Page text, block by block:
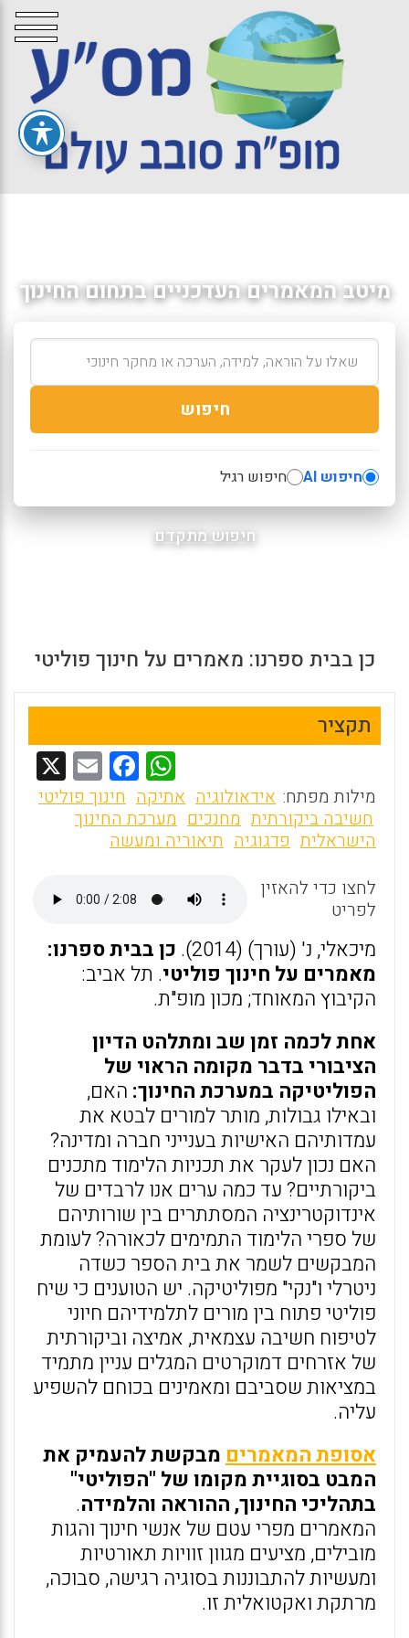
מיטב המאמרים העדכניים בתחום החינוך
חיפוש
חיפוש AI חיפוש רגיל
חיפוש מתקדם
כן בבית ספרנו: מאמרים על חינוך פוליטי
תקציר
W
h
at
s
A
p
p
F
a
ce
o
o
k
E
m מילות מפתח: אידאולוגיה אתיקה חינוך פוליטי
חשיבה ביקורתית מחנכים מערכת החינוך
הישראלית פדגוגיה תיאוריה ומעשה
לחצו כדי להאזין
לפריט
מיכאלי, נ' (עורך) (2014).
כן בבית ספרנו:
מאמרים על חינוך פוליטי. תל אביב:
הקיבוץ המאוחד; מכון מופ"ת.
אחת לכמה זמן שב ומתלהט הדיון
הציבורי בדבר מקומה הראוי של
הפוליטיקה במערכת החינוך: האם,
ובאילו גבולות, מותר למורים לבטא את
עמדותיהם האישיות בענייני חברה ומדינה?
האם נכון לעקר את תכניות הלימוד מתכנים
ביקורתיים? עד כמה ערים אנו לרבדים של
אינדוקטרינציה המסתתרים בין שורותיהם
של ספרי הלימוד התמימים לכאורה? לעומת
המבקשים לשמר את בית הספר כשדה
ניטרלי ו"נקי" מפוליטיקה. יש הטוענים כי שיח
פוליטי פתוח בין מורים לתלמידיהם חיוני
לטיפוח חשיבה עצמאית, אמיצה וביקורתית
של אזרחים דמוקרטים המגלים עניין מתמיד
במציאות שסביבם ומאמינים בכוחם להשפיע
עליה.
אסופת המאמרים מבקשת להעמיק את
המבט בסוגיית מקומו של "הפוליטי"
בתהליכי החינוך, ההוראה והלמידה.
המאמרים מפרי עטם של אנשי חינוך והגות
מובילים, מציעים מגוון זוויות תאורטיות
ומעשיות להתבוננות בסוגיה רגישה, סבוכה,
מרתקת ואקטואלית זו.